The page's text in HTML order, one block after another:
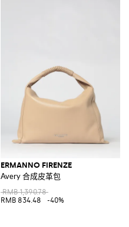
ERMANNO FIRENZE
Avery 合成皮革包
RMB 1,390.78
RMB 834.48
-40%